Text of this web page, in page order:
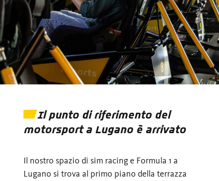
Il punto di riferimento del
motorsport a Lugano è arrivato
Il nostro spazio di sim racing e Formula 1 a
Lugano si trova al primo piano della terrazza